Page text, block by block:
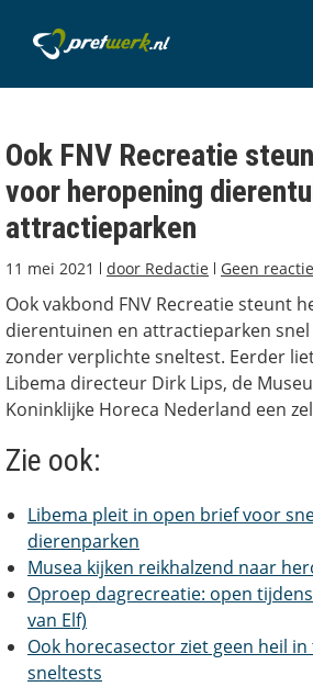
Ook FNV Recreatie
voor heropening
attractieparken
11 mei 2021 door Redactie Geen
Ook vakbond FNV Recreatie steunt
dierentuinen en attractieparken
zonder verplichte sneltest. Eerder
Libema directeur Dirk Lips, de
Koninklijke Horeca Nederland een
Zie ook:
Libema pleit in open brief voor
dierenparken
Musea kijken reikhalzend naar
Oproep dagrecreatie: open
van Elf)
Ook horecasector ziet geen heil
sneltests